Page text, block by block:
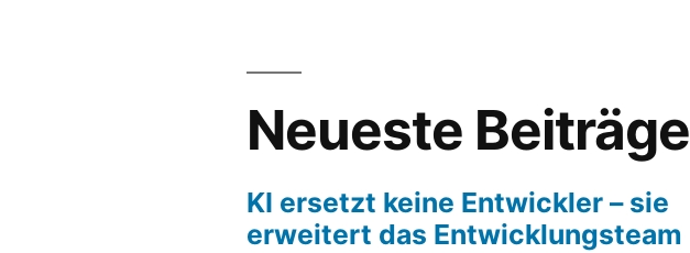
Neueste Beiträge
KI ersetzt keine Entwickler – sie
erweitert das Entwicklungsteam